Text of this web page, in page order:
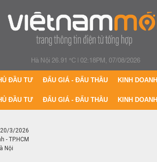
Hà Nội 26.91 °C|02:18PM, 07/08/2026
ĐẦU TƯ ĐẤU GIÁ - ĐẤU THẦU KINH DOANH
ĐẦU TƯ ĐẤU GIÁ - ĐẤU THẦU KINH DOANH
20/3/2026
- TP.HCM
Nội